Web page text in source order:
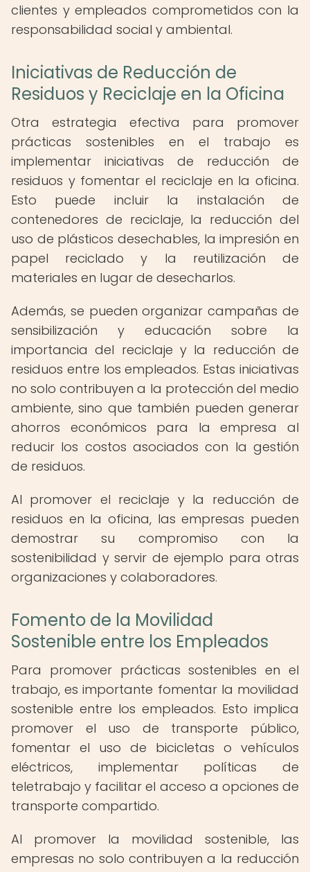
clientes y empleados comprometidos con la
responsabilidad social y ambiental.
Iniciativas de Reducción de
Residuos y Reciclaje en la Oficina
Otra estrategia efectiva para promover
prácticas sostenibles en el trabajo es
implementar iniciativas de reducción de
residuos y fomentar el reciclaje en la oficina.
Esto puede incluir la instalación de
contenedores de reciclaje, la reducción del
uso de plásticos desechables, la impresión en
papel reciclado y la reutilización de
materiales en lugar de desecharlos.
Además, se pueden organizar campañas de
sensibilización y educación sobre la
importancia del reciclaje y la reducción de
residuos entre los empleados. Estas iniciativas
no solo contribuyen a la protección del medio
ambiente, sino que también pueden generar
ahorros económicos para la empresa al
reducir los costos asociados con la gestión
de residuos.
Al promover el reciclaje y la reducción de
residuos en la oficina, las empresas pueden
demostrar su compromiso con la
sostenibilidad y servir de ejemplo para otras
organizaciones y colaboradores.
Fomento de la Movilidad
Sostenible entre los Empleados
Para promover prácticas sostenibles en el
trabajo, es importante fomentar la movilidad
sostenible entre los empleados. Esto implica
promover el uso de transporte público,
fomentar el uso de bicicletas o vehículos
eléctricos, implementar políticas de
teletrabajo y facilitar el acceso a opciones de
transporte compartido.
Al promover la movilidad sostenible, las
empresas no solo contribuyen a la reducción